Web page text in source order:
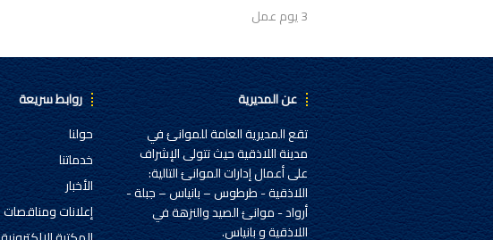
3 يوم عمل
عن المديرية
تقع المديرية العامة للموانئ في
مدينة اللاذقية حيث تتولى الإشراف
على أعمال إدارات الموانئ التالية:
اللاذقية - طرطوس – بانياس – جبلة -
أرواد - موانئ الصيد والنزهة في
اللاذقية و بانياس.
روابط سريعة
حولنا
خدماتنا
الأخبار
إعلانات ومناقصات